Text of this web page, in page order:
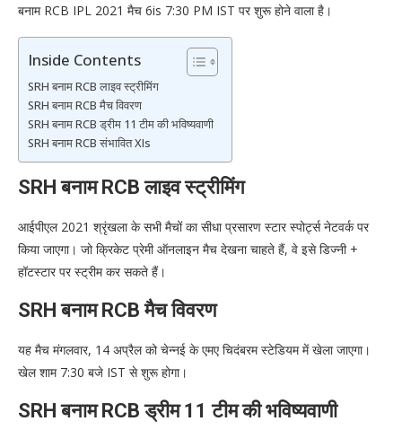
बनाम RCB IPL 2021 मैच 6is 7:30 PM IST पर शुरू होने वाला है।
Inside Contents
SRH बनाम RCB लाइव स्ट्रीमिंग
SRH बनाम RCB मैच विवरण
SRH बनाम RCB ड्रीम 11 टीम की भविष्यवाणी
SRH बनाम RCB संभावित XIs
SRH बनाम RCB लाइव स्ट्रीमिंग
आईपीएल 2021 श्रृंखला के सभी मैचों का सीधा प्रसारण स्टार स्पोर्ट्स नेटवर्क पर
किया जाएगा। जो क्रिकेट प्रेमी ऑनलाइन मैच देखना चाहते हैं, वे इसे डिज्नी +
हॉटस्टार पर स्ट्रीम कर सकते हैं।
SRH बनाम RCB मैच विवरण
यह मैच मंगलवार, 14 अप्रैल को चेन्नई के एमए चिदंबरम स्टेडियम में खेला जाएगा।
खेल शाम 7:30 बजे IST से शुरू होगा।
SRH बनाम RCB ड्रीम 11 टीम की भविष्यवाणी